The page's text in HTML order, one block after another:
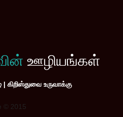
ஊழியங்கள்
| கிறிஸ்துவை உருவாக்கு
© 2015